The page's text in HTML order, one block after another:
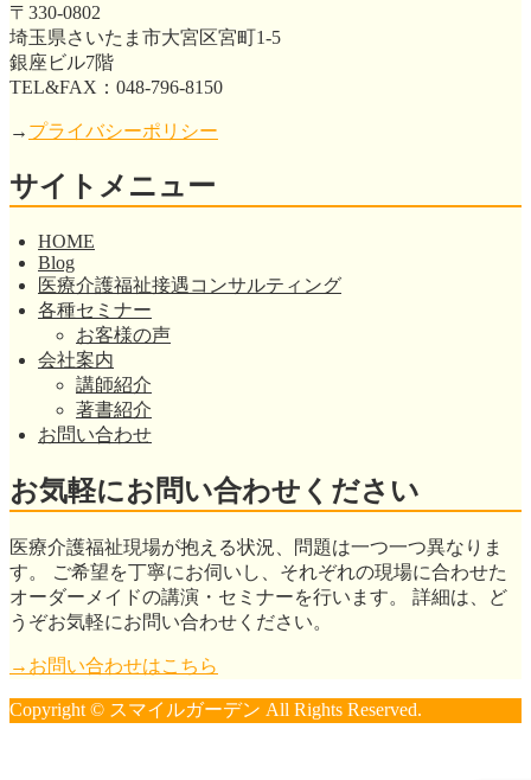
〒330-0802
埼玉県さいたま市大宮区宮町1-5
銀座ビル7階
TEL&FAX：048-796-8150
→ プライバシーポリシー
サイトメニュー
HOME
Blog
医療介護福祉接遇コンサルティング
各種セミナー
お客様の声
会社案内
講師紹介
著書紹介
お問い合わせ
お気軽にお問い合わせください
医療介護福祉現場が抱える状況、問題は一つ一つ異なりま
す。 ご希望を丁寧にお伺いし、それぞれの現場に合わせた
オーダーメイドの講演・セミナーを行います。 詳細は、ど
うぞお気軽にお問い合わせください。
→お問い合わせはこちら
Copyright © スマイルガーデン All Rights Reserved.